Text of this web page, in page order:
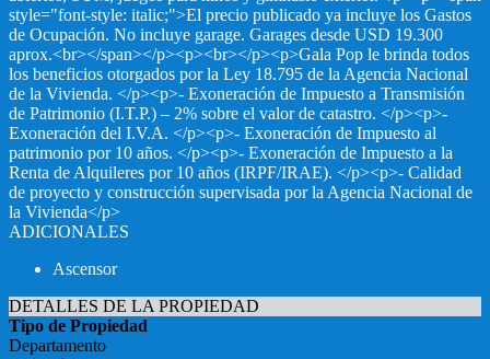
style="font-style: italic;">El precio publicado ya incluye los Gastos
de Ocupación. No incluye garage. Garages desde USD 19.300
aprox.<br></span></p><p><br></p><p>Gala Pop le brinda todos
los beneficios otorgados por la Ley 18.795 de la Agencia Nacional
de la Vivienda. </p><p>- Exoneración de Impuesto a Transmisión
de Patrimonio (I.T.P.) – 2% sobre el valor de catastro. </p><p>-
Exoneración del I.V.A. </p><p>- Exoneración de Impuesto al
patrimonio por 10 años. </p><p>- Exoneración de Impuesto a la
Renta de Alquileres por 10 años (IRPF/IRAE). </p><p>- Calidad
de proyecto y construcción supervisada por la Agencia Nacional de
la Vivienda</p>
ADICIONALES
Ascensor
DETALLES DE LA PROPIEDAD
Tipo de Propiedad
Departamento